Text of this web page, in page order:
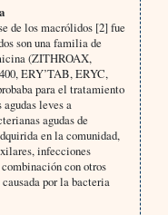
de los macrólidos [2] fue
son una familia de
(ZITHROAX,
ERY’TAB, ERYC,
para el tratamiento
leves a
agudas de
en la comunidad,
infecciones
con otros
por la bacteria